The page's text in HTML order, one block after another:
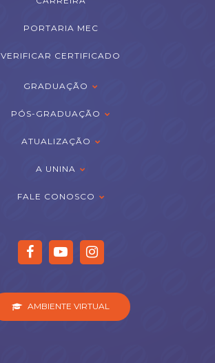
PORTARIA MEC
VERIFICAR CERTIFICADO
GRADUAÇÃO
PÓS-GRADUAÇÃO
ATUALIZAÇÃO
A UNINA
FALE CONOSCO
AMBIENTE VIRTUAL